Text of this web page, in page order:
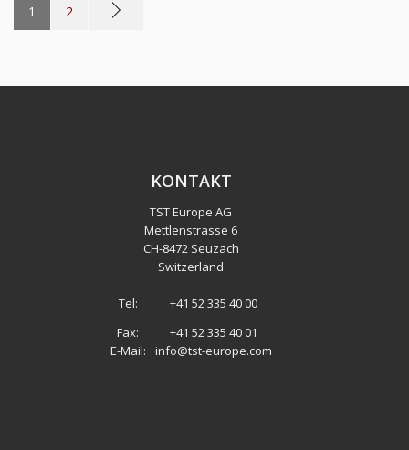
1 2
KONTAKT
TST Europe AG
Mettlenstrasse 6
CH-8472 Seuzach
Switzerland
Tel:
+41 52 335 40 00
Fax:
+41 52 335 40 01
E-Mail:
info@tst-europe.com